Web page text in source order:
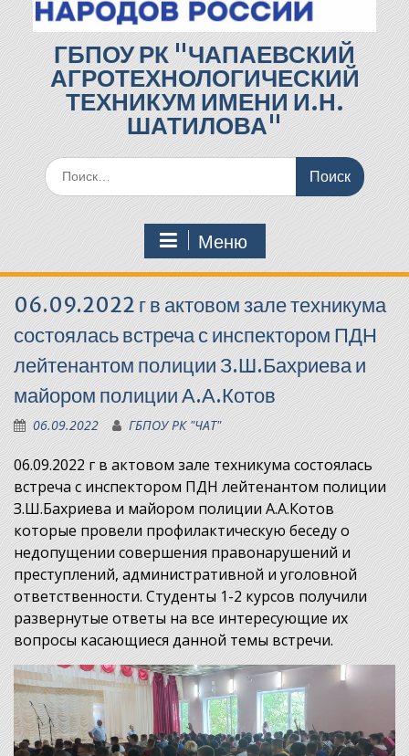
ГБПОУ РК "ЧАПАЕВСКИЙ
АГРОТЕХНОЛОГИЧЕСКИЙ
ТЕХНИКУМ ИМЕНИ И.Н.
ШАТИЛОВА"
Поиск
по:
Меню
06.09.2022 г в актовом зале техникума
состоялась встреча с инспектором ПДН
лейтенантом полиции З.Ш.Бахриева и
майором полиции А.А.Котов
06.09.2022 ГБПОУ РК "ЧАТ"
06.09.2022 г в актовом зале техникума состоялась
встреча с инспектором ПДН лейтенантом полиции
З.Ш.Бахриева и майором полиции А.А.Котов
которые провели профилактическую беседу о
недопущении совершения правонарушений и
преступлений, административной и уголовной
ответственности. Студенты 1-2 курсов получили
развернутые ответы на все интересующие их
вопросы касающиеся данной темы встречи.